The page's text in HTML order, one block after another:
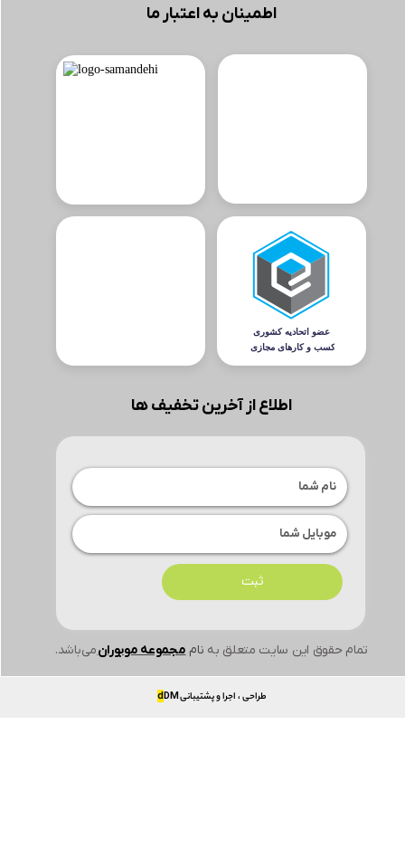
تمام حقوق این سایت متعلق به ناممجموعه موبورانمی‌باشد.
اطمینان به اعتبار ما
اطلاع از آخرین تخفیف ها
ثبت
طراحی ، اجرا و پشتیبانی dDM